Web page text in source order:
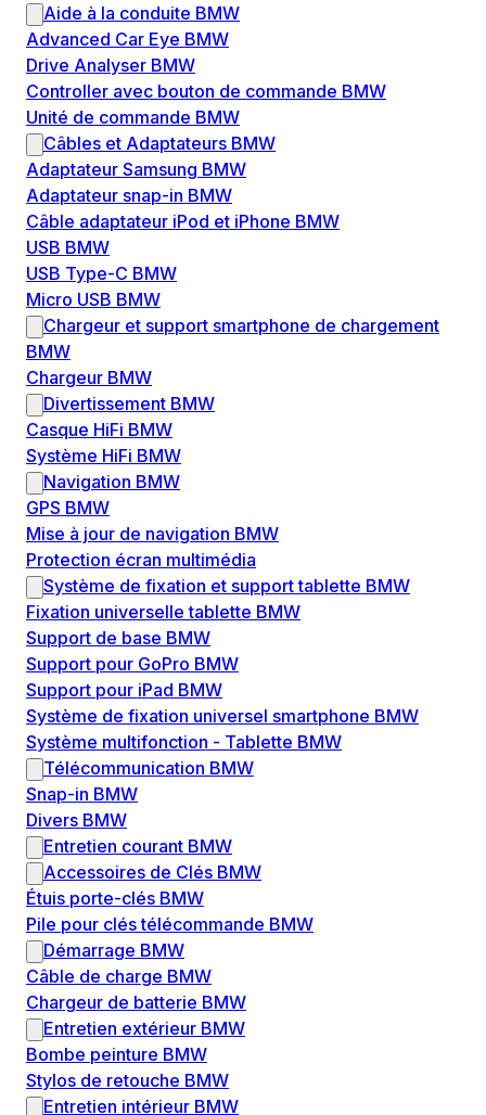
Aide à la conduite BMW
Advanced Car Eye BMW
Drive Analyser BMW
Controller avec bouton de commande BMW
Unité de commande BMW
Câbles et Adaptateurs BMW
Adaptateur Samsung BMW
Adaptateur snap-in BMW
Câble adaptateur iPod et iPhone BMW
USB BMW
USB Type-C BMW
Micro USB BMW
Chargeur et support smartphone de chargement
BMW
Chargeur BMW
Divertissement BMW
Casque HiFi BMW
Système HiFi BMW
Navigation BMW
GPS BMW
Mise à jour de navigation BMW
Protection écran multimédia
Système de fixation et support tablette BMW
Fixation universelle tablette BMW
Support de base BMW
Support pour GoPro BMW
Support pour iPad BMW
Système de fixation universel smartphone BMW
Système multifonction - Tablette BMW
Télécommunication BMW
Snap-in BMW
Divers BMW
Entretien courant BMW
Accessoires de Clés BMW
Étuis porte-clés BMW
Pile pour clés télécommande BMW
Démarrage BMW
Câble de charge BMW
Chargeur de batterie BMW
Entretien extérieur BMW
Bombe peinture BMW
Stylos de retouche BMW
Entretien intérieur BMW